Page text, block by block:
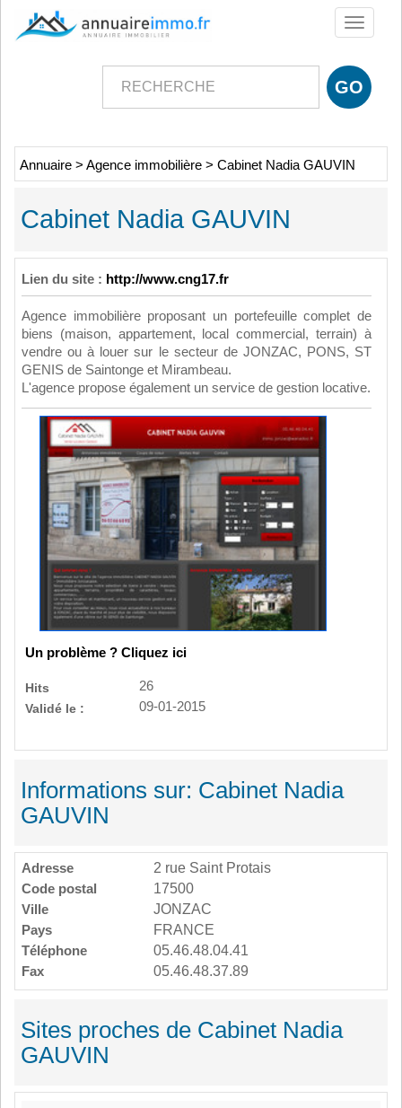
Toggle
Annuaire > Agence immobilière > Cabinet Nadia GAUVIN
Cabinet Nadia GAUVIN
Lien du site : http://www.cng17.fr
Agence immobilière proposant un portefeuille complet de
biens (maison, appartement, local commercial, terrain) à
vendre ou à louer sur le secteur de JONZAC, PONS, ST
GENIS de Saintonge et Mirambeau.
L'agence propose également un service de gestion locative.
Un problème ? Cliquez ici
Hits
26
Validé le :
09-01-2015
Informations sur: Cabinet Nadia
GAUVIN
Adresse
2 rue Saint Protais
Code postal
17500
Ville
JONZAC
Pays
FRANCE
Téléphone
05.46.48.04.41
Fax
05.46.48.37.89
Sites proches de Cabinet Nadia
GAUVIN